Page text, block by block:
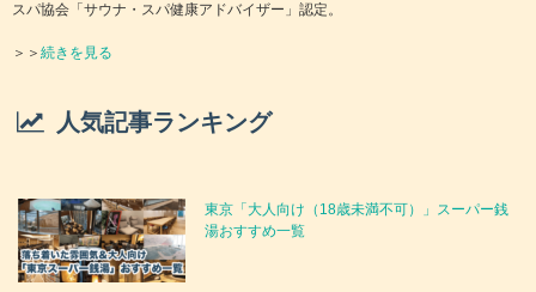
スパ協会「サウナ・スパ健康アドバイザー」認定。
＞＞続きを見る
人気記事ランキング
東京「大人向け（18歳未満不可）」スーパー銭
湯おすすめ一覧